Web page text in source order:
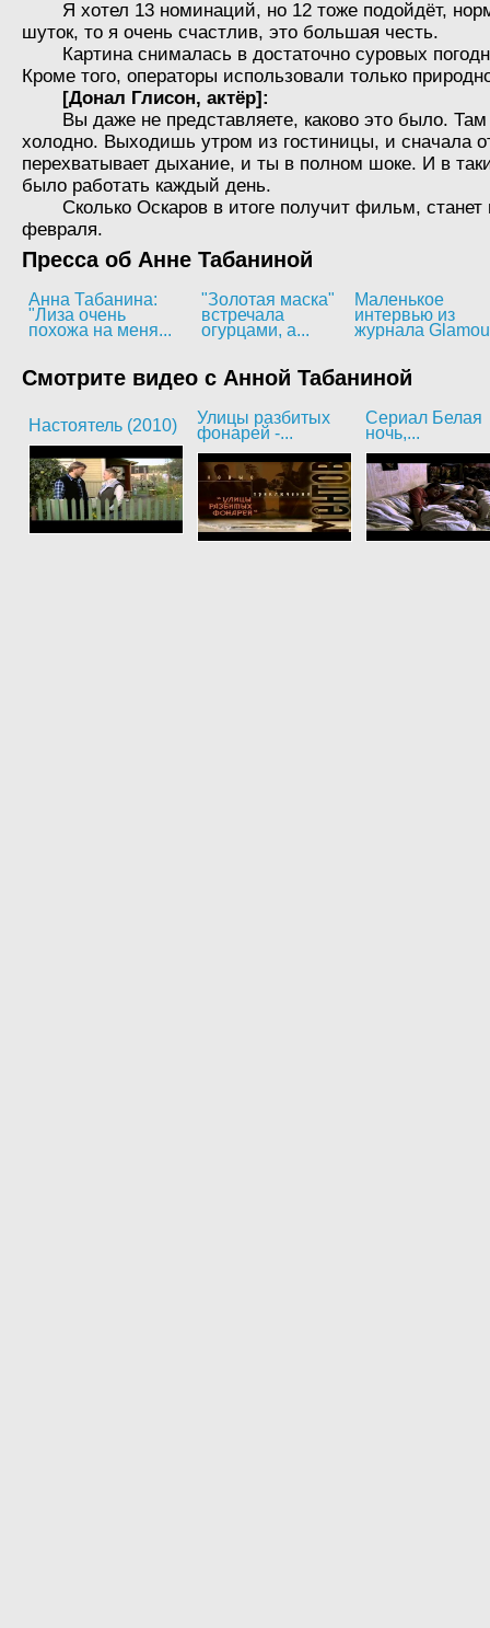
Я хотел 13 номинаций, но 12 тоже подойдёт,
шуток, то я очень счастлив, это большая честь.
Картина снималась в достаточно суровых
Кроме того, операторы использовали только
[Донал Глисон, актёр]:
Вы даже не представляете, каково это было.
холодно. Выходишь утром из гостиницы, и сначала
перехватывает дыхание, и ты в полном шоке. И в
было работать каждый день.
Сколько Оскаров в итоге получит фильм, станет
февраля.
Пресса об Анне Табаниной
Анна Табанина:
"Лиза очень
похожа на меня...
"Золотая маска"
встречала
огурцами, а...
Маленькое
интервью из
журнала
Смотрите видео с Анной Табаниной
Настоятель (2010)
Улицы разбитых
фонарей -...
Сериал Белая
ночь,...